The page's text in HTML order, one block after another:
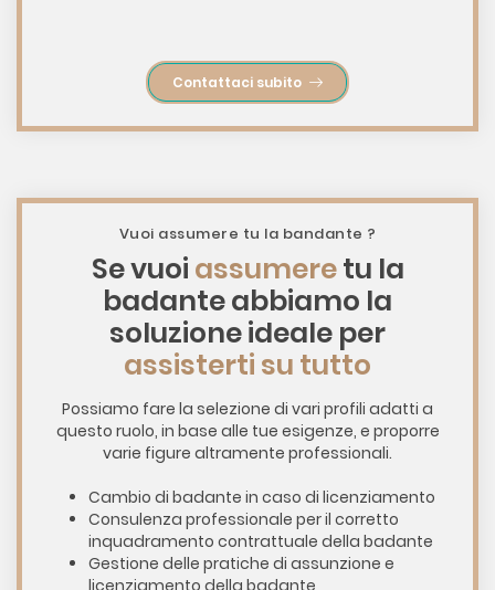
Contattaci subito
Vuoi assumere tu la bandante ?
Se vuoi assumeretu la
badante abbiamo la
soluzione ideale per
assisterti su tutto
Possiamo fare la selezione di vari profili adatti a
questo ruolo, in base alle tue esigenze, e proporre
varie figure altramente professionali.
Cambio di badante in caso di licenziamento
Consulenza professionale per il corretto
inquadramento contrattuale della badante
Gestione delle pratiche di assunzione e
licenziamento della badante